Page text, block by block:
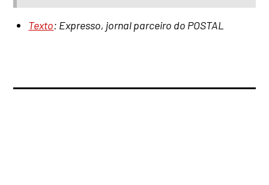
Texto: Expresso, jornal parceiro do POSTAL